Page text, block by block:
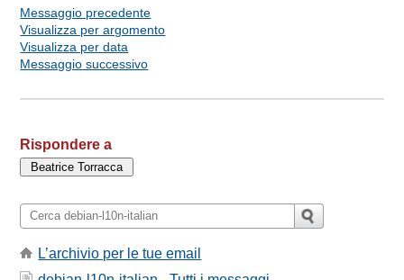
Messaggio precedente
Visualizza per argomento
Visualizza per data
Messaggio successivo
Rispondere a
L’archivio per le tue email